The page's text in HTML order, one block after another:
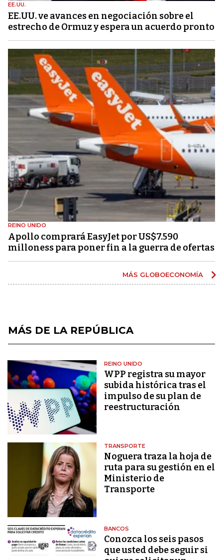
EE.UU.
EE.UU. ve avances en negociación sobre el
estrecho de Ormuz y espera un acuerdo pronto
REINO UNIDO
Apollo comprará EasyJet por US$7.590
milloness para poner fin a la guerra de ofertas
MÁS GLOBOECONOMÍA
MÁS DE LA REPÚBLICA
REINO UNIDO
WPP registra su mayor
subida histórica tras el
impulso de su plan de
reestructuración
TRANSPORTE
Noguera traza la hoja de
ruta para su gestión en el
Ministerio de
Transporte
BANCOS
Conozca los seis pasos
que usted debe seguir si